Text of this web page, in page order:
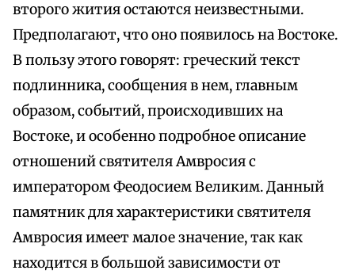
второго жития остаются неизвестными.
Предполагают, что оно появилось на Востоке.
В пользу этого говорят: греческий текст
подлинника, сообщения в нем, главным
образом, событий, происходивших на
Востоке, и особенно подробное описание
отношений святителя Амвросия с
императором Феодосием Великим. Данный
памятник для характеристики святителя
Амвросия имеет малое значение, так как
находится в большой зависимости от